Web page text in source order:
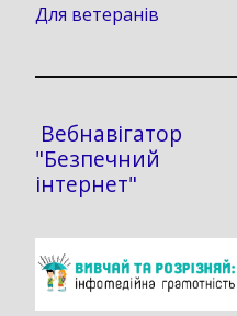
Для ветеранів
Вебнавігатор
"Безпечний
інтернет"